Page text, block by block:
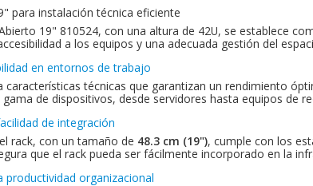
para instalación técnica eficiente
19" 810524, con una altura de 42U, se establece
a los equipos y una adecuada gestión del
en entornos de trabajo
características técnicas que garantizan un rendimiento
de dispositivos, desde servidores hasta equipos de
de integración
rack, con un tamaño de 48.3 cm (19"), cumple con los
que el rack pueda ser fácilmente incorporado en la
productividad organizacional